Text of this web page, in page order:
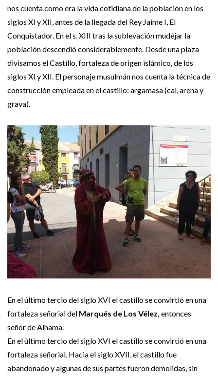
nos cuenta como era la vida cotidiana de la población en los
siglos XI y XII, antes de la llegada del Rey Jaime I, El
Conquistador. En el s. XIII tras la sublevación mudéjar la
población descendió considerablemente. Desde una plaza
divisamos el Castillo, fortaleza de origen islámico, de los
siglos XI y XII. El personaje musulmán nos cuenta la técnica de
construcción empleada en el castillo: argamasa (cal, arena y
grava).
En el último tercio del siglo XVI el castillo se convirtió en una
fortaleza señorial del Marqués de Los Vélez, entonces
señor de Alhama.
En el último tercio del siglo XVI el castillo se convirtió en una
fortaleza señorial. Hacia el siglo XVII, el castillo fue
abandonado y algunas de sus partes fueron demolidas, sin